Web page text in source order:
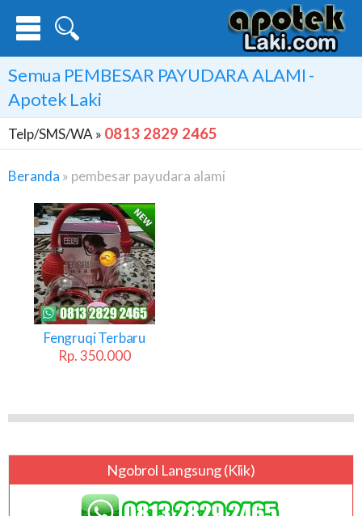
Semua PEMBESAR PAYUDARA ALAMI -
Apotek Laki
Telp/SMS/WA » 0813 2829 2465
Beranda » pembesar payudara alami
Pembesar
Payudara
Alami
Fengruqi Terbaru
Rp. 350.000
Ngobrol Langsung (klik)